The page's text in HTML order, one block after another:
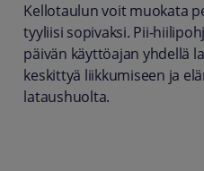
Kellotaulun voit muokata
tyyliisi sopivaksi. Pii-
päivän käyttöajan yhdellä
keskittyä liikkumiseen ja
lataushuolta.